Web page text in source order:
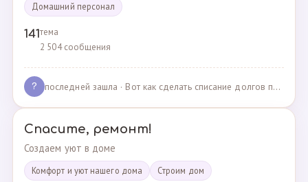
Домашний персонал
141тема
2 504 сообщения
? последней зашла · Вот как сделать списание долгов по жкх? · 02.05.2025
Спасите, ремонт!
Создаем уют в доме
Комфорт и уют нашего дома Cтроим дом